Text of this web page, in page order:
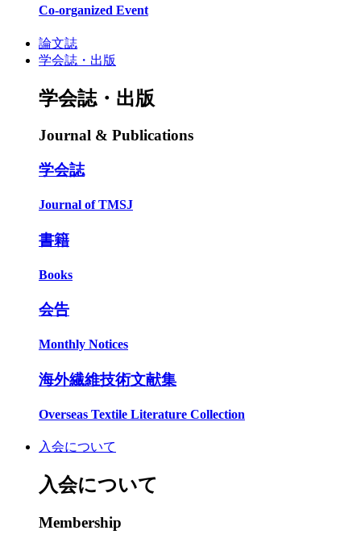
Co-organized Event
論文誌
学会誌・出版
学会誌・出版
Journal & Publications
学会誌
Journal of TMSJ
書籍
Books
会告
Monthly Notices
海外繊維技術文献集
Overseas Textile Literature Collection
入会について
入会について
Membership